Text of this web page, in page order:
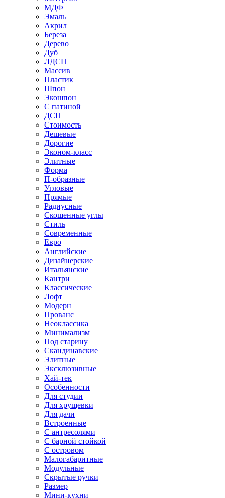
МДФ
Эмаль
Акрил
Береза
Дерево
Дуб
ЛДСП
Массив
Пластик
Шпон
Экошпон
С патиной
ДСП
Стоимость
Дешевые
Дорогие
Эконом-класс
Элитные
Форма
П-образные
Угловые
Прямые
Радиусные
Скошенные углы
Стиль
Современные
Евро
Английские
Дизайнерские
Итальянские
Кантри
Классические
Лофт
Модерн
Прованс
Неоклассика
Минимализм
Под старину
Скандинавские
Элитные
Эксклюзивные
Хай-тек
Особенности
Для студии
Для хрущевки
Для дачи
Встроенные
С антресолями
С барной стойкой
С островом
Малогабаритные
Модульные
Скрытые ручки
Размер
Мини-кухни